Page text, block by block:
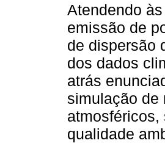
Atendendo
emissão de
de dispersão
dos dados
atrás
simulação de
atmosféricos,
qualidade